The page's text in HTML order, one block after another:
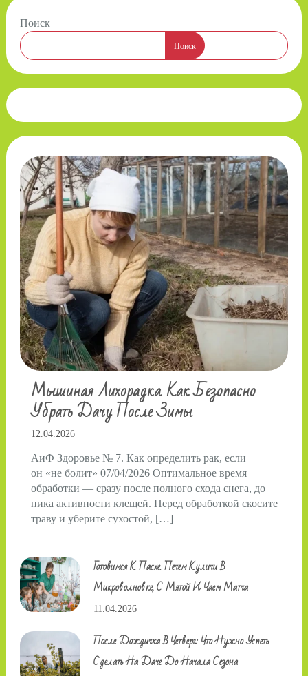
Поиск
Поиск
Мышиная Лихорадка. Как Безопасно
Убрать Дачу После Зимы
12.04.2026
АиФ Здоровье № 7. Как определить рак, если
он «не болит» 07/04/2026 Оптимальное время
обработки — сразу после полного схода снега, до
пика активности клещей. Перед обработкой скосите
траву и уберите сухостой, […]
Готовимся К Пасхе. Печем Куличи В
Микроволновке, С Мятой И Чаем Матча
11.04.2026
После Дождичка В Четверг: Что Нужно Успеть
Сделать На Даче До Начала Сезона